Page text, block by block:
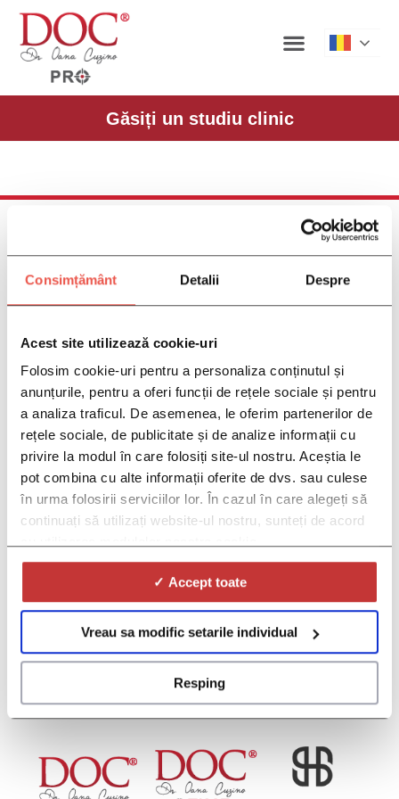
Consimțământ Detalii Despre
Acest site utilizează cookie-uri
Folosim cookie-uri pentru a personaliza conținutul și
anunțurile, pentru a oferi funcții de rețele sociale și pentru
a analiza traficul. De asemenea, le oferim partenerilor de
rețele sociale, de publicitate și de analize informații cu
privire la modul în care folosiți site-ul nostru. Aceștia le
pot combina cu alte informații oferite de dvs. sau culese
în urma folosirii serviciilor lor. În cazul în care alegeți să
continuați să utilizați website-ul nostru, sunteți de acord
✓ Accept toate
Vreau sa modific setarile individual
Resping
Găsiți un studiu clinic
Ce este DOC?
Ce sunt comunitățile de boală DOC?
De ce să participați la campaniile de boală
DOC?
Ce este DOC PRO?
Ce sunt studiile clinice?
Găsiți un studiu clinic
Centre de cercetare
Cum ajutăm centrele de cercetare
Sponsori și CRO
Cum îi ajutăm pe sponsori
Valorile noastre
Viziunea noastră
+40 747 091 670
Email:contact@doc.ro